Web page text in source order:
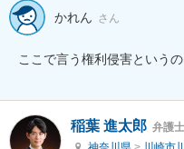
かれん さん
ここで言う権利侵害という
稲葉 進太郎 弁護士